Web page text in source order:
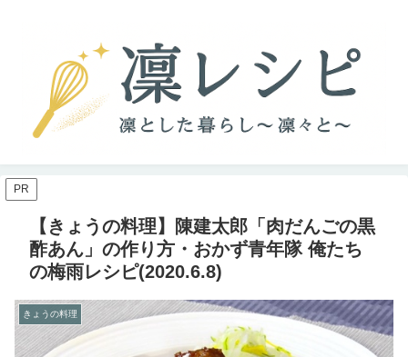
PR
【きょうの料理】陳建太郎「肉だんごの黒
酢あん」の作り方・おかず青年隊 俺たち
の梅雨レシピ(2020.6.8)
きょうの料理